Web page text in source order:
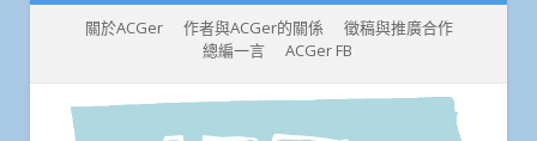
關於ACGer 作者與ACGer的關係
徵稿與推廣合作
總編一言
ACGer FB